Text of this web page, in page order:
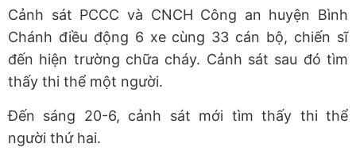
Cảnh sát PCCC và CNCH Công an huyện Bình
Chánh điều động 6 xe cùng 33 cán bộ, chiến sĩ
đến hiện trường chữa cháy. Cảnh sát sau đó tìm
thấy thi thể một người.
Đến sáng 20-6, cảnh sát mới tìm thấy thi thể
người thứ hai.